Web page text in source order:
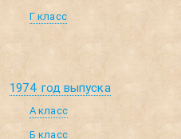
Г класс
1974 год выпуска
А класс
Б класс